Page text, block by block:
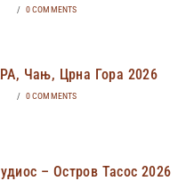
/ 0 COMMENTS
Чањ, Црна Гора 2026
/ 0 COMMENTS
– Остров Тасос 2026